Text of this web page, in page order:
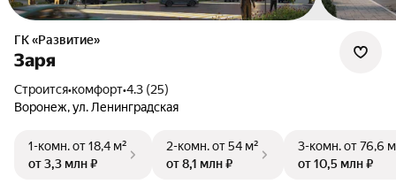
ГК «Развитие»
Заря
Строится•комфорт•4.3 (25)
Воронеж, ул. Ленинградская
1-комн.от 18,4 м²
от 3,3 млн ₽
2-комн.от 54 м²
от 8,1 млн ₽
3-комн.от 76,6
от 10,5 млн ₽